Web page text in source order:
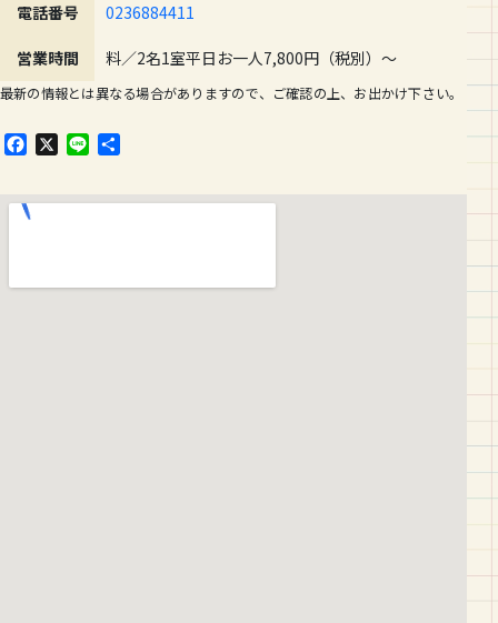
電話番号 0236884411
営業時間 料／2名1室平日お一人7,800円（税別）〜
最新の情報とは異なる場合がありますので、ご確認の上、お出かけ下さい。
F
e
X
L
e